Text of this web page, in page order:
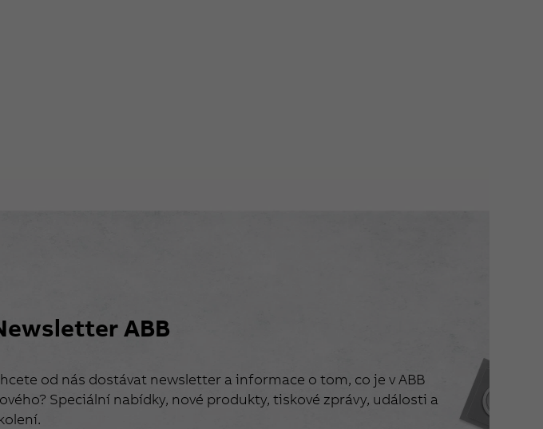
ABB
od nás dostávat newsletter a informace o tom, co je v ABB
Speciální nabídky, nové produkty, tiskové zprávy, události a